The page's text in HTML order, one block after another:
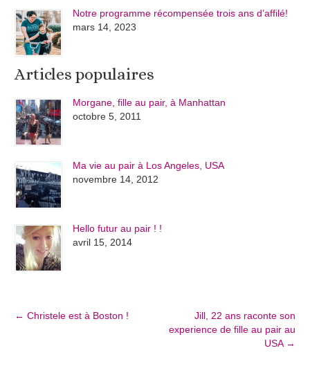
Notre programme récompensée trois ans d’affilé!
mars 14, 2023
Articles populaires
Morgane, fille au pair, à Manhattan
octobre 5, 2011
Ma vie au pair à Los Angeles, USA
novembre 14, 2012
Hello futur au pair ! !
avril 15, 2014
← Christele est à Boston !
Jill, 22 ans raconte son
experience de fille au pair au
USA →